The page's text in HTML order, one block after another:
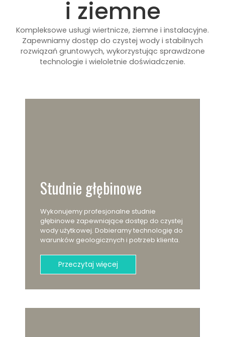
i ziemne
Kompleksowe usługi wiertnicze, ziemne i instalacyjne.
Zapewniamy dostęp do czystej wody i stabilnych
rozwiązań gruntowych, wykorzystując sprawdzone
technologie i wieloletnie doświadczenie.
Studnie głębinowe
Wykonujemy profesjonalne studnie
głębinowe zapewniające dostęp do czystej
wody użytkowej. Dobieramy technologię do
warunków geologicznych i potrzeb klienta.
Przeczytaj więcej